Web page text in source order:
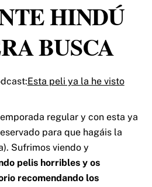
HINDÚ
BUSCA
Esta peli ya la he visto
regular y con esta ya
para que hagáis la
Sufrimos viendo y
pelis horribles y os
recomendando los